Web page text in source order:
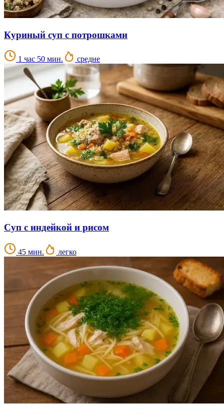
Куриный суп с потрошками
1 час 50 мин. средне
Суп с индейкой и рисом
45 мин. легко